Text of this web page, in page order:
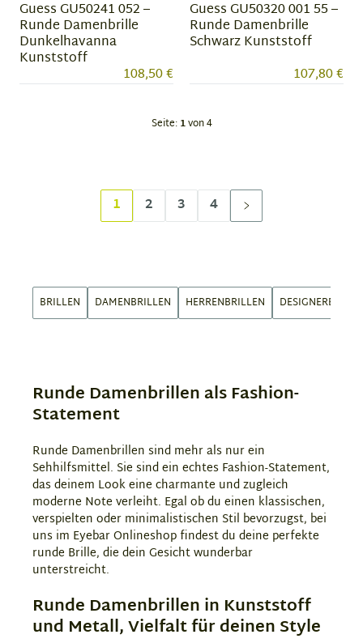
Guess GU50241 052 –
Runde Damenbrille
Dunkelhavanna
Kunststoff
108,50 €
Guess GU50320 001 55 –
Runde Damenbrille
Schwarz Kunststoff
107,80 €
Seite:1von 4
1 2 3 4
BRILLEN DAMENBRILLEN HERRENBRILLEN
Runde Damenbrillen als Fashion-
Statement
Runde Damenbrillen sind mehr als nur ein
Sehhilfsmittel. Sie sind ein echtes Fashion-Statement,
das deinem Look eine charmante und zugleich
moderne Note verleiht. Egal ob du einen klassischen,
verspielten oder minimalistischen Stil bevorzugst, bei
uns im Eyebar Onlineshop findest du deine perfekte
runde Brille, die dein Gesicht wunderbar
unterstreicht.
Runde Damenbrillen in Kunststoff
und Metall, Vielfalt für deinen Style